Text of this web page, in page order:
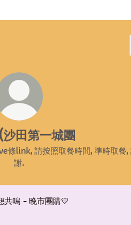
田第一城團
條link, 請按照取餐時間, 準時取餐,
謝.
共鳴 - 晚市團購💛